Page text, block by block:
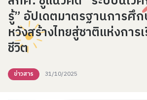
รู้” อัปเดตมาตรฐานการศึ
หวังสร้างไทยสู่ชาติแห่งการ
ชีวิต
ข่าวสาร 31/10/2025